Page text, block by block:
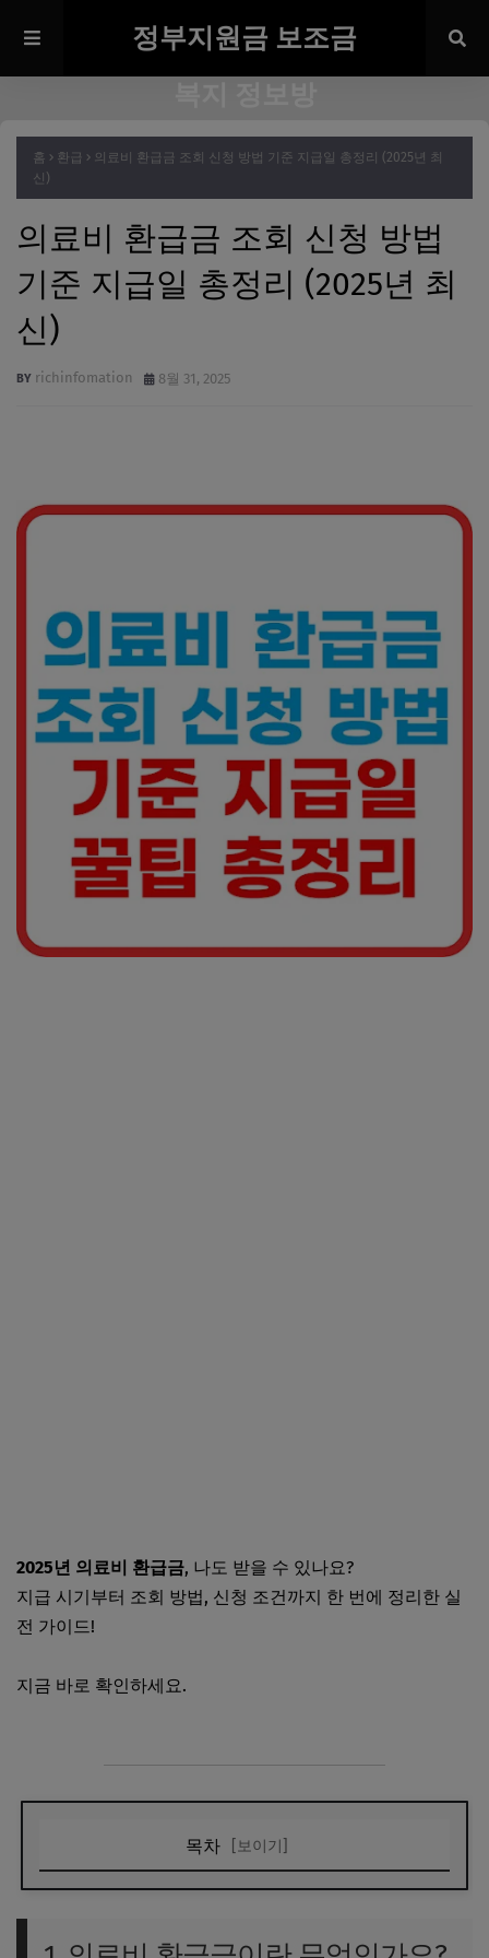
정부지원금 보조금
홈 환급
의료비 환급금 조회 신청 방법 기준 지급일 총정리 (2025년 최
신)
의료비 환급금 조회 신청 방법
기준 지급일 총정리 (2025년 최
신)
richinfomation 8월 31, 2025
2025년 의료비 환급금, 나도 받을 수 있나요?
지급 시기부터 조회 방법, 신청 조건까지 한 번에 정리한 실
전 가이드!
지금 바로 확인하세요.
목차 [보이기]